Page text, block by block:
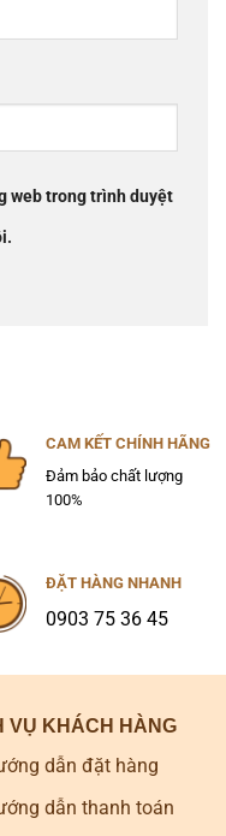
web trong trình duyệt
CAM KẾT CHÍNH HÃNG
Đảm bảo chất lượng
100%
ĐẶT HÀNG NHANH
0903 75 36 45
VỤ KHÁCH HÀNG
dẫn đặt hàng
dẫn thanh toán